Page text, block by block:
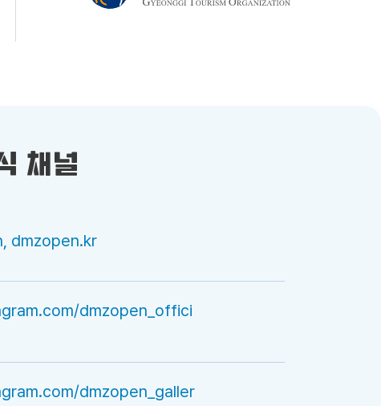
채널
dmzopen.kr
dmzopen_offici
dmzopen_galler